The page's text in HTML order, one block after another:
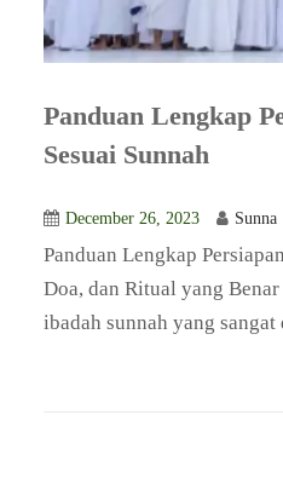
Panduan Lengkap
Sesuai Sunnah
December 26, 2023 Sunna
Panduan Lengkap
Doa, dan Ritual yang
ibadah sunnah yang